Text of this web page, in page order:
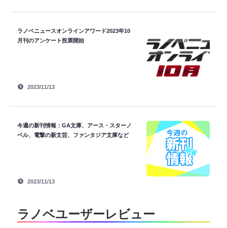
ラノベニュースオンラインアワード2023年10
月刊のアンケート投票開始
2023/11/13
今週の新刊情報：GA文庫、アース・スターノ
ベル、電撃の新文芸、ファンタジア文庫など
2023/11/13
ラノベユーザーレビュー